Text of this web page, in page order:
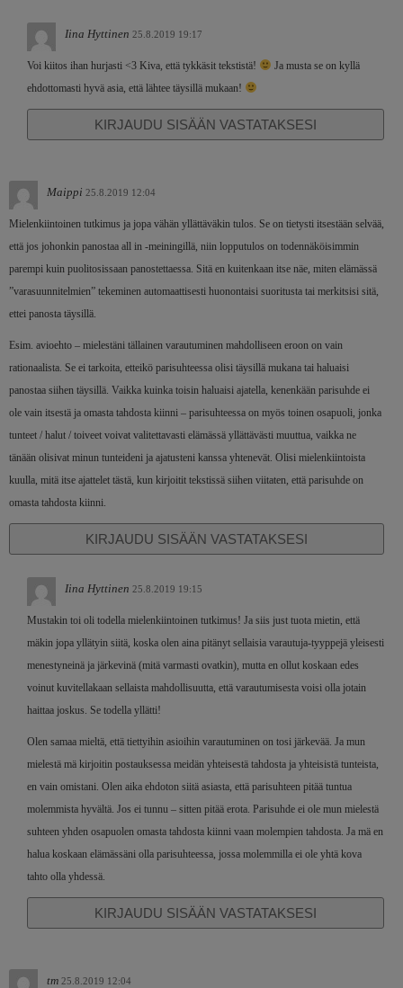
Iina Hyttinen 25.8.2019 19:17
Voi kiitos ihan hurjasti <3 Kiva, että tykkäsit tekstistä!
Ja musta se on kyllä
ehdottomasti hyvä asia, että lähtee täysillä mukaan!
KIRJAUDU SISÄÄN VASTATAKSESI
Maippi 25.8.2019 12:04
Mielenkiintoinen tutkimus ja jopa vähän yllättäväkin tulos. Se on tietysti itsestään selvää,
että jos johonkin panostaa all in -meiningillä, niin lopputulos on todennäköisimmin
parempi kuin puolitosissaan panostettaessa. Sitä en kuitenkaan itse näe, miten elämässä
”varasuunnitelmien” tekeminen automaattisesti huonontaisi suoritusta tai merkitsisi sitä,
ettei panosta täysillä.
Esim. avioehto – mielestäni tällainen varautuminen mahdolliseen eroon on vain
rationaalista. Se ei tarkoita, etteikö parisuhteessa olisi täysillä mukana tai haluaisi
panostaa siihen täysillä. Vaikka kuinka toisin haluaisi ajatella, kenenkään parisuhde ei
ole vain itsestä ja omasta tahdosta kiinni – parisuhteessa on myös toinen osapuoli, jonka
tunteet / halut / toiveet voivat valitettavasti elämässä yllättävästi muuttua, vaikka ne
tänään olisivat minun tunteideni ja ajatusteni kanssa yhtenevät. Olisi mielenkiintoista
kuulla, mitä itse ajattelet tästä, kun kirjoitit tekstissä siihen viitaten, että parisuhde on
omasta tahdosta kiinni.
KIRJAUDU SISÄÄN VASTATAKSESI
Iina Hyttinen 25.8.2019 19:15
Mustakin toi oli todella mielenkiintoinen tutkimus! Ja siis just tuota mietin, että
mäkin jopa yllätyin siitä, koska olen aina pitänyt sellaisia varautuja-tyyppejä yleisesti
menestyneinä ja järkevinä (mitä varmasti ovatkin), mutta en ollut koskaan edes
voinut kuvitellakaan sellaista mahdollisuutta, että varautumisesta voisi olla jotain
haittaa joskus. Se todella yllätti!
Olen samaa mieltä, että tiettyihin asioihin varautuminen on tosi järkevää. Ja mun
mielestä mä kirjoitin postauksessa meidän yhteisestä tahdosta ja yhteisistä tunteista,
en vain omistani. Olen aika ehdoton siitä asiasta, että parisuhteen pitää tuntua
molemmista hyvältä. Jos ei tunnu – sitten pitää erota. Parisuhde ei ole mun mielestä
suhteen yhden osapuolen omasta tahdosta kiinni vaan molempien tahdosta. Ja mä en
halua koskaan elämässäni olla parisuhteessa, jossa molemmilla ei ole yhtä kova
tahto olla yhdessä.
KIRJAUDU SISÄÄN VASTATAKSESI
tm 25.8.2019 12:04